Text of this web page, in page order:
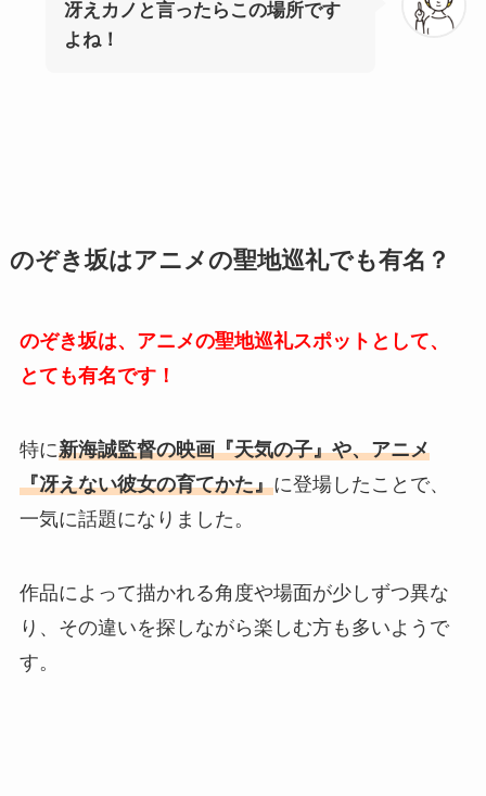
冴えカノと言ったらこの場所です
よね！
のぞき坂はアニメの聖地巡礼でも有名？
のぞき坂は、アニメの聖地巡礼スポットとして、
とても有名です！
特に新海誠監督の映画『天気の子』や、アニメ
『冴えない彼女の育てかた』に登場したことで、
一気に話題になりました。
作品によって描かれる角度や場面が少しずつ異な
り、その違いを探しながら楽しむ方も多いようで
す。